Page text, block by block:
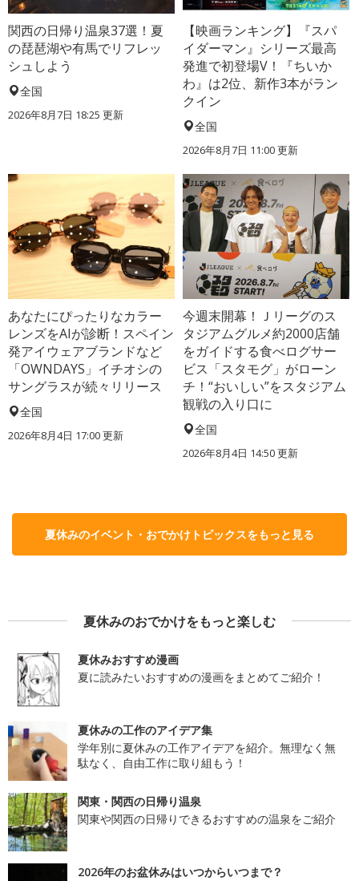
関西の日帰り温泉37選！夏
の琵琶湖や有馬でリフレッ
シュしよう
全国
2026年8月7日 18:25 更新
【映画ランキング】『スパ
イダーマン』シリーズ最高
発進で初登場V！『ちいか
わ』は2位、新作3本がラン
クイン
全国
2026年8月7日 11:00更新
あなたにぴったりなカラー
レンズをAIが診断！スペイン
発アイウェアブランドなど
「OWNDAYS」イチオシの
サングラスが続々リリース
全国
2026年8月4日 17:00更新
今週末開幕！Ｊリーグのス
タジアムグルメ約2000店舗
をガイドする食べログサー
ビス「スタモグ」がローン
チ！“おいしい”をスタジアム
観戦の入り口に
全国
2026年8月4日 14:50更新
夏休みのイベント・おでかけトピックスをもっと見る
夏休みのおでかけをもっと楽しむ
夏休みおすすめ漫画
夏に読みたいおすすめの漫画をまとめてご紹介！
夏休みの工作のアイデア集
学年別に夏休みの工作アイデアを紹介。無理なく無
駄なく、自由工作に取り組もう！
関東・関西の日帰り温泉
関東や関西の日帰りできるおすすめの温泉をご紹介
2026年のお盆休みはいつからいつまで？